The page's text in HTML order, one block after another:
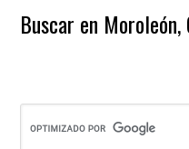
Buscar en Moroleón,